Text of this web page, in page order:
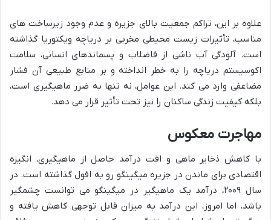
علاوه بر این، تراکم جمعیت بالای جزیره و عدم وجود زیرساخت های
مناسب، تأثیرات زیست محیطی مخربی بر دریاچه ویکتوریا گذاشته
است. آلودگی آب ناشی از فاضلاب و پسماندهای انسانی، سلامت
اکوسیستم دریاچه را به خطر انداخته و بر منابع طبیعی آن فشار
مضاعفی وارد می کند. این عوامل، نه تنها به ضرر ماهیگیری است،
بلکه کیفیت زندگی ساکنان را نیز تحت تأثیر قرار می دهد.
مهاجرت معکوس
با کاهش ذخایر ماهی و افت درآمد حاصل از ماهیگیری، انگیزه
اقتصادی برای ماندن در جزیره میگینگو رو به افول گذاشته است. در
سال ۲۰۰۹، درآمد یک ماهیگیر در میگینگو می توانست چشمگیر
باشد، اما امروز، این درآمد به میزان قابل توجهی کاهش یافته و